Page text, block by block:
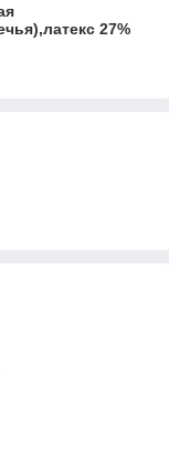
27%